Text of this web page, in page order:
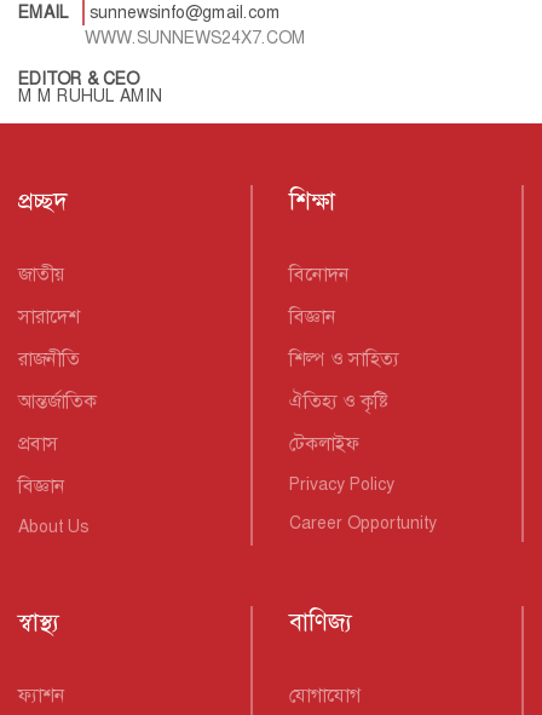
EMAIL
sunnewsinfo@gmail.com
WWW.SUNNEWS24X7.COM
EDITOR & CEO
M M RUHUL AMIN
প্রচ্ছদ
জাতীয়
সারাদেশ
রাজনীতি
আন্তর্জাতিক
প্রবাস
বিজ্ঞান
About Us
শিক্ষা
বিনোদন
বিজ্ঞান
শিল্প ও সাহিত্য
ঐতিহ্য ও কৃষ্টি
টেকলাইফ
Privacy Policy
Career Opportunity
স্বাস্থ্য
ফ্যাশন
বাণিজ্য
যোগাযোগ